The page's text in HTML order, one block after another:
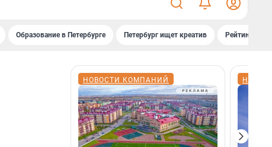
Образование в Петербурге Петербург ищет креатив Рейтинги
НОВОСТИ КОМПАНИЙ